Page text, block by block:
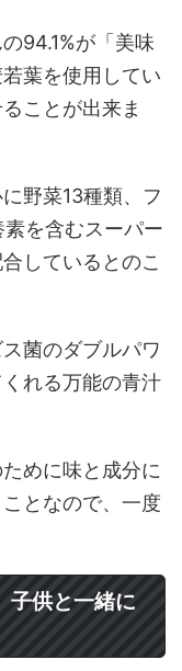
94.1%が「美味
葉を使用してい
ことが出来ま
野菜13種類、フ
を含むスーパー
しているとのこ
菌のダブルパワ
れる万能の青汁
めに味と成分に
となので、一度
子供と一緒に